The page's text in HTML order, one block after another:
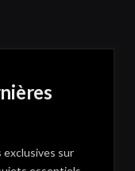
exclusives sur